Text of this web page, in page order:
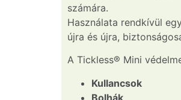
számára.
Használata rendkívül
újra és újra,
A Tickless® Mini
Kullancsok
Bolhák